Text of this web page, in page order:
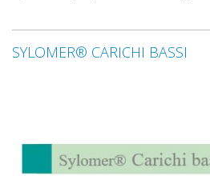
SYLOMER® CARICHI BASSI